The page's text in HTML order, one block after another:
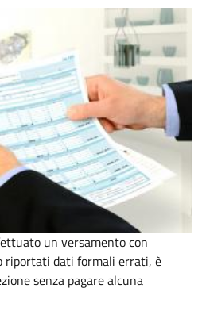
un versamento con
riportati dati formali errati, è
senza pagare alcuna